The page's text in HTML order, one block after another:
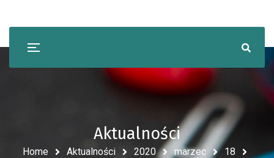
Aktualności
Home Aktualności 2020 marzec
18